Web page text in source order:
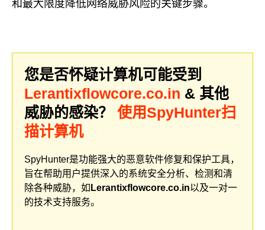
和最大限度降低网络威胁风险的关键步骤。
您是否怀疑计算机可能受到
Lerantixflowcore.co.in & 其他
威胁的感染？ 使用SpyHunter扫
描计算机
SpyHunter是功能强大的恶意软件修复和保护工具，
旨在帮助用户提供深入的系统安全分析、检测和清
除各种威胁，如 Lerantixflowcore.co.in以及一对一
的技术支持服务。